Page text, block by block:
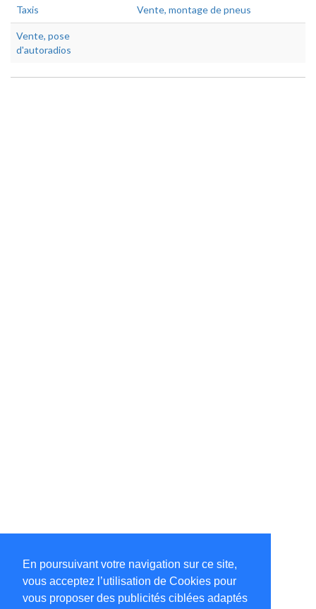
En poursuivant votre navigation sur ce site,
vous acceptez l’utilisation de Cookies pour
vous proposer des publicités ciblées adaptés
Taxis Vente, montage de pneus
Vente, pose
d'autoradios